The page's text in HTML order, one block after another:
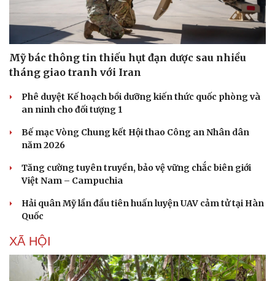
Mỹ bác thông tin thiếu hụt đạn dược sau nhiều
tháng giao tranh với Iran
Phê duyệt Kế hoạch bồi dưỡng kiến thức quốc phòng và
an ninh cho đối tượng 1
Bế mạc Vòng Chung kết Hội thao Công an Nhân dân
năm 2026
Tăng cường tuyên truyền, bảo vệ vững chắc biên giới
Việt Nam – Campuchia
Hải quân Mỹ lần đầu tiên huấn luyện UAV cảm tử tại Hàn
Quốc
XÃ HỘI